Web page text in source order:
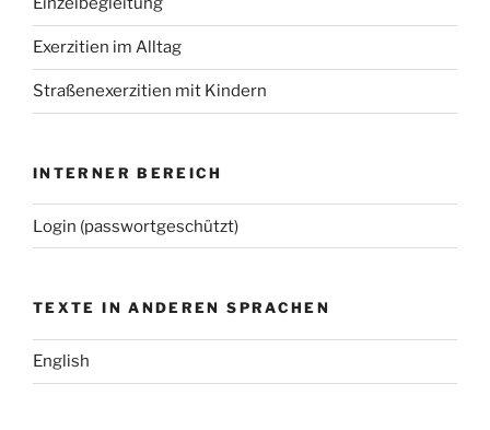
Exerzitien im Alltag
Straßenexerzitien mit Kindern
INTERNER BEREICH
Login (passwortgeschützt)
TEXTE IN ANDEREN SPRACHEN
English